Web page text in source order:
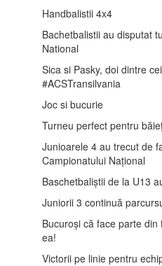
Handbalistii 4x4
Bachetbalistii au disputat
National
Sica si Pasky, doi dintre
#ACSTransilvania
Joc si bucurie
Turneu perfect pentru
Junioarele 4 au trecut de
Campionatului Național
Baschetbaliștii de la U13
Juniorii 3 continuă
Bucuroși că face parte
ea!
Victorii pe linie pentru